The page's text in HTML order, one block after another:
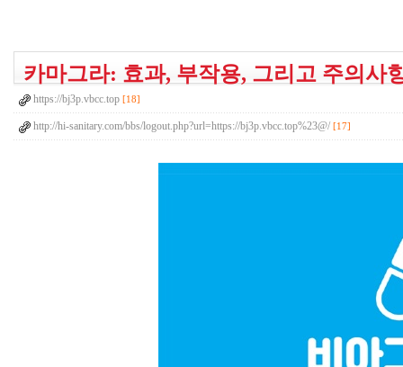
카마그라: 효과, 부작용, 그리고 주의사
https://bj3p.vbcc.top [18]
http://hi-sanitary.com/bbs/logout.php?url=https://bj3p.vbcc.top%23@/ [17]